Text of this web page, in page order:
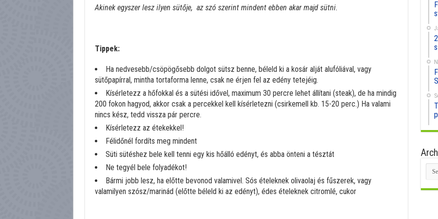
Akinek egyszer lesz ilyen sütője, az szó szerint mindent ebben akar majd sütni.
Tippek:
Ha nedvesebb/csöpögősebb dolgot sütsz benne, béleld ki a kosár alját alufóliával, vagy
sütőpapírral, mintha tortaforma lenne, csak ne érjen fel az edény tetejéig.
Kísérletezz a hőfokkal és a sütési idővel, maximum 30 percre lehet állítani (steak), de ha mindig
200 fokon hagyod, akkor csak a percekkel kell kísérletezni (csirkemell kb. 15-20 perc.) Ha valami
nincs kész, tedd vissza pár percre.
Kísérletezz az étekekkel!
Félidőnél fordíts meg mindent
Süti sütéshez bele kell tenni egy kis hőálló edényt, és abba önteni a tésztát
Ne tegyél bele folyadékot!
Bármi jobb lesz, ha előtte bevonod valamivel. Sós ételeknek olivaolaj és fűszerek, vagy
valamilyen szósz/marinád (előtte béleld ki az edényt), édes ételeknek citromlé, cukor